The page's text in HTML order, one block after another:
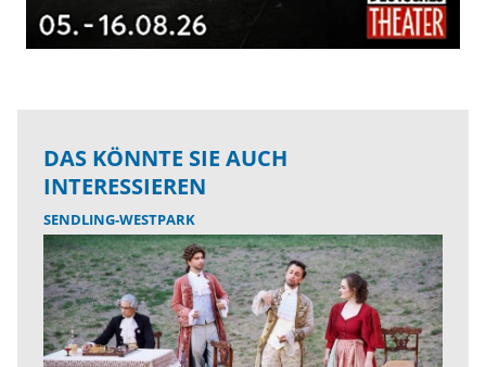
DAS KÖNNTE SIE AUCH
INTERESSIEREN
SENDLING-WESTPARK